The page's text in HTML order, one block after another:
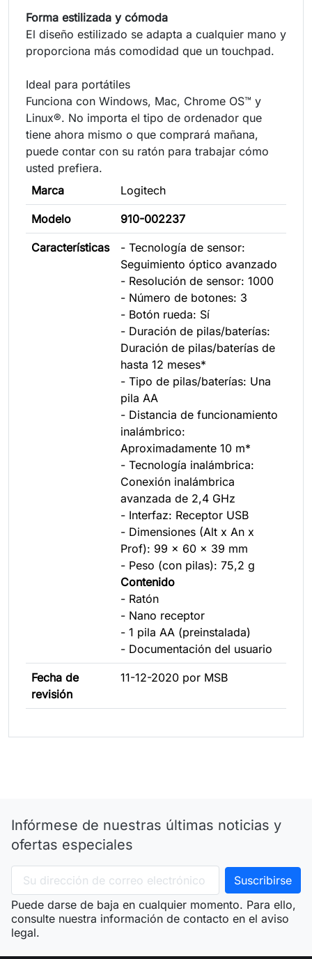
Forma estilizada y cómoda
El diseño estilizado se adapta a cualquier mano y
proporciona más comodidad que un touchpad.
Ideal para portátiles
Funciona con Windows, Mac, Chrome OS™ y
Linux®. No importa el tipo de ordenador que
tiene ahora mismo o que comprará mañana,
puede contar con su ratón para trabajar cómo
usted prefiera.
Marca
Logitech
Modelo 910-002237
Características
- Tecnología de sensor:
Seguimiento óptico avanzado
- Resolución de sensor: 1000
- Número de botones: 3
- Botón rueda: Sí
- Duración de pilas/baterías:
Duración de pilas/baterías de
hasta 12 meses*
- Tipo de pilas/baterías: Una
pila AA
- Distancia de funcionamiento
inalámbrico:
Aproximadamente 10 m*
- Tecnología inalámbrica:
Conexión inalámbrica
avanzada de 2,4 GHz
- Interfaz: Receptor USB
- Dimensiones (Alt x An x
Prof): 99 x 60 x 39 mm
- Peso (con pilas): 75,2 g
Contenido
- Ratón
- Nano receptor
- 1 pila AA (preinstalada)
- Documentación del usuario
Fecha de
revisión
11-12-2020 por MSB
Infórmese de nuestras últimas noticias y
ofertas especiales
Puede darse de baja en cualquier momento. Para ello,
consulte nuestra información de contacto en el aviso
legal.